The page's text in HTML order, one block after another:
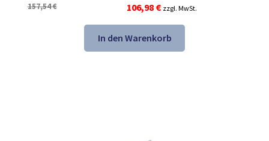
157,54€
Ursprünglicher
Preis
war:
157,54 €
106,98 €Aktueller
Preis
ist:
106,98 €.
zzgl. MwSt.
In den Warenkorb